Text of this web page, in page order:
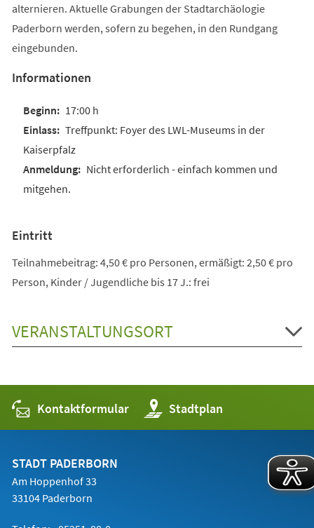
alternieren. Aktuelle Grabungen der Stadtarchäologie
Paderborn werden, sofern zu begehen, in den Rundgang
eingebunden.
Informationen
17:00 h
Treffpunkt: Foyer des LWL-Museums in der
Kaiserpfalz
Nicht erforderlich - einfach kommen und
mitgehen.
Eintritt
Teilnahmebeitrag: 4,50 € pro Personen, ermäßigt: 2,50 € pro
Person, Kinder / Jugendliche bis 17 J.: frei
VERANSTALTUNGSORT
Kontaktformular Stadtplan
(Öffnet
in
einem
STADT PADERBORN
Am Hoppenhof 33
33104 Paderborn